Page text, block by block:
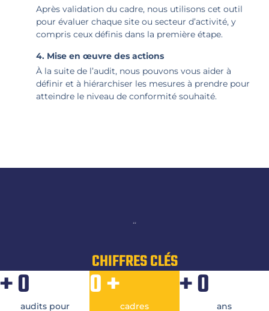
Après validation du cadre, nous utilisons cet outil
pour évaluer chaque site ou secteur d’activité, y
compris ceux définis dans la première étape.
4. Mise en œuvre des actions
À la suite de l’audit, nous pouvons vous aider à
définir et à hiérarchiser les mesures à prendre pour
atteindre le niveau de conformité souhaité.
“
CHIFFRES CLÉS
+0
audits pour
0+
cadres
+0
ans